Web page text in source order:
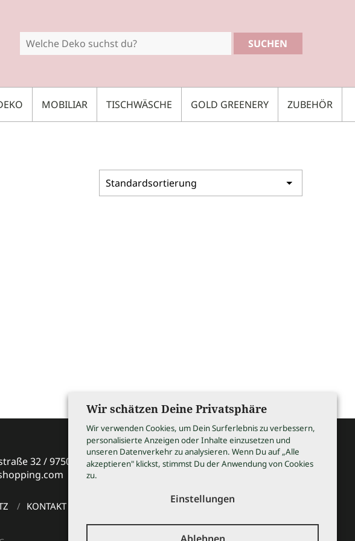
SUCHEN
MOBILIAR TISCHWÄSCHE GOLD GREENERY ZUBEHÖR
32 / 97508 Grettstadt
KONTAKT
Wir schätzen Deine Privatsphäre
Wir verwenden Cookies, um Dein Surferlebnis zu verbessern,
personalisierte Anzeigen oder Inhalte einzusetzen und
unseren Datenverkehr zu analysieren. Wenn Du auf „Alle
akzeptieren" klickst, stimmst Du der Anwendung von Cookies
zu.
Einstellungen